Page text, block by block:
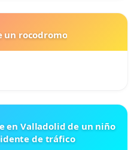
un rocodromo
en Valladolid de un niño
de tráfico